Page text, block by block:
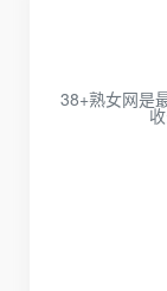
38+熟女网是